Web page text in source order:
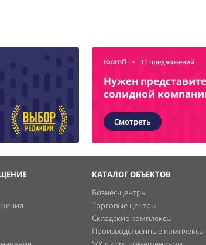
• 11 предложений
Нужен
солидной
Смотреть
КАТАЛОГ ОБЪЕКТОВ
Бизнес-центры
Торговые центры
Складские комплексы
Производственные комплексы